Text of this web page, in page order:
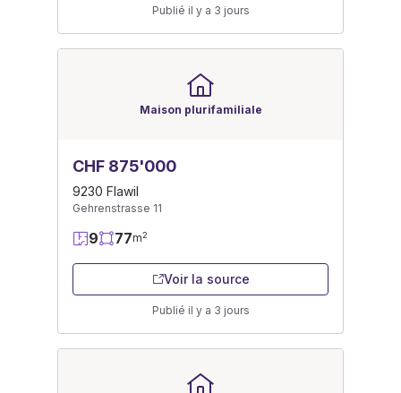
Publié il y a 3 jours
Maison plurifamiliale
CHF 875'000
9230 Flawil
Gehrenstrasse 11
9 77m2
Voir la source
Publié il y a 3 jours